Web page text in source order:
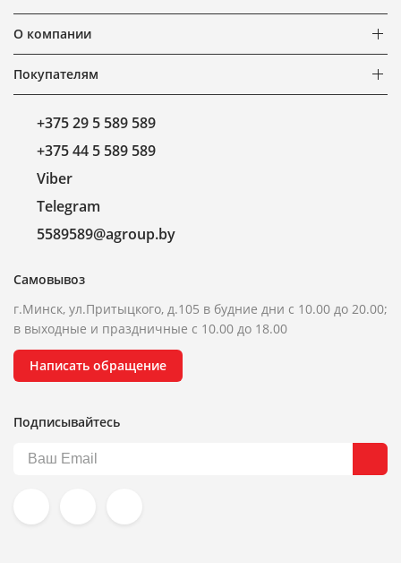
О компании
Покупателям
+375 29 5 589 589
+375 44 5 589 589
Viber
Telegram
5589589@agroup.by
Самовывоз
г.Минск, ул.Притыцкого, д.105 в будние дни с 10.00 до 20.00;
в выходные и праздничные с 10.00 до 18.00
Написать обращение
Подписывайтесь